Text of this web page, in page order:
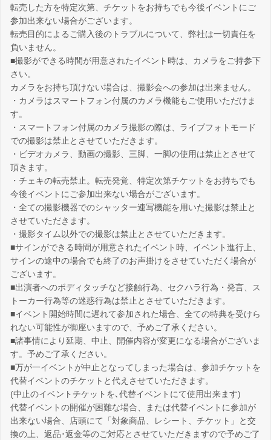
転売した方を特定次第、チケットをお持ちでも今後イベントにご
参加出来ない場合がございます。
転売目的によるご購入後のトラブルについて、弊社は一切責任を
負いません。
■撮影ができる時間が用意されたイベント時は、カメラをご持参下
さい。
カメラをお持ち頂けない場合は、撮影会への参加は出来ません。
・カメラはスマートフォン付属のカメラ機能もご使用いただけま
す。
・スマートフォン付属のカメラ撮影の際は、ライブフォトモード
での撮影は禁止とさせていただきます。
・ビデオカメラ、動画の撮影、三脚、一脚の使用は禁止とさせて
頂きます。
・チェキの転売禁止。転売発覚、特定次第チケットをお持ちでも
今後イベントにご参加出来ない場合がございます。
・全ての撮影機器でのシャッター連写機能を用いた撮影は禁止と
させていただきます。
・撮影タイム以外での撮影は禁止とさせていただきます。
■サインができる時間が用意されたイベント時、イベント進行上、
サインの途中の場合でも終了のお声掛けをさせていただく場合が
ございます。
■出演者へのボディタッチなど接触行為、セクハラ行為・発言、ス
トーカー行為等の迷惑行為は禁止とさせていただきます。
■イベント開始時間に遅れて参加された場合、全ての特典を受けら
れない可能性が御座いますので、予めご了承ください。
■諸事情により延期、中止、開催内容が変更になる場合がございま
す。予めご了承ください。
■万が一イベントが中止となってしまった場合は、参加チケットを
代替イベントのチケットと代えさせていただきます。
(中止のイベントチケットを､代替イベントにて使用出来ます)
代替イベントの開催が困難な場合、または代替イベントに参加が
出来ない場合、店頭にて「対象商品、レシート、チケット」と交
換の上、返品･返金等のご対応とさせていただきますので予めご了